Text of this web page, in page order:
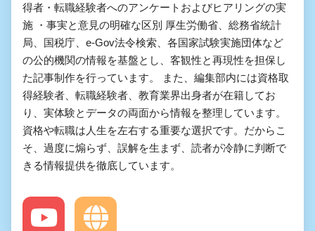
得者・転職経験者へのアンケートおよびヒアリングの実
施 ・事実と意見の明確な区別 厚生労働省、総務省統計
局、国税庁、e-Gov法令検索、各国家試験実施団体など
の公的機関の情報を基盤とし、客観性と再現性を担保し
た記事制作を行っています。 また、編集部内には資格取
得経験者、転職経験者、教育業界出身者が在籍してお
り、実体験とデータの両面から情報を整理しています。
資格や転職は人生を左右する重要な選択です。だからこ
そ、過度に煽らず、誤解を生まず、読者が冷静に判断で
きる情報提供を徹底しています。